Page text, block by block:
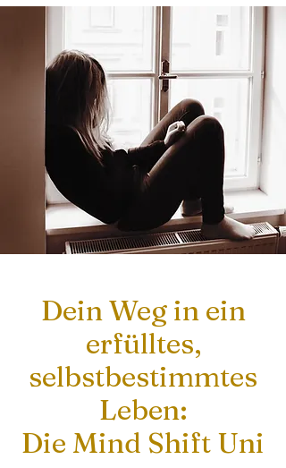
Dein Weg in ein
erfülltes,
selbstbestimmtes
Leben:
Die Mind Shift Uni